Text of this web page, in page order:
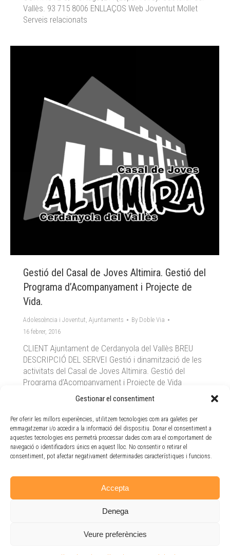
Gestionar el consentiment
Per oferir les millors experiències, utilitzem tecnologies com ara galetes per
emmagatzemar i/o accedir a la informació del dispositiu. Donar el consentiment a
aquestes tecnologies ens permetrà processar dades com ara el comportament de
navegació o identificadors únics en aquest lloc. No consentir o retirar el
consentiment, pot afectar negativament determinades característiques i funcions.
Accepta
Denega
Veure preferències
Vallès. 93 715 8006 ENLLAÇOS Web Joventut Mollet
Serveis relacionats
Gestió del Casal de Joves Altimira. Gestió del
Programa d’Acompanyament i Projecte de
Vida.
Adolescència i Joventut, Ajuntaments By Doble Via
16 febrer, 2016
CLIENT Ajuntament de Cerdanyola del Vallès BREU
DESCRIPCIÓ DEL SERVEI Gestió i dinamització de les
activitats del Casal de Joves Altimira. Gestió del
Programa d’Acompanyament i Projecte de Vida
adreçats a joves del municipi. DADES CONTACTE
69 ENLLAÇOS Web Ajuntament de Cerdanyola Serveis
relacionats